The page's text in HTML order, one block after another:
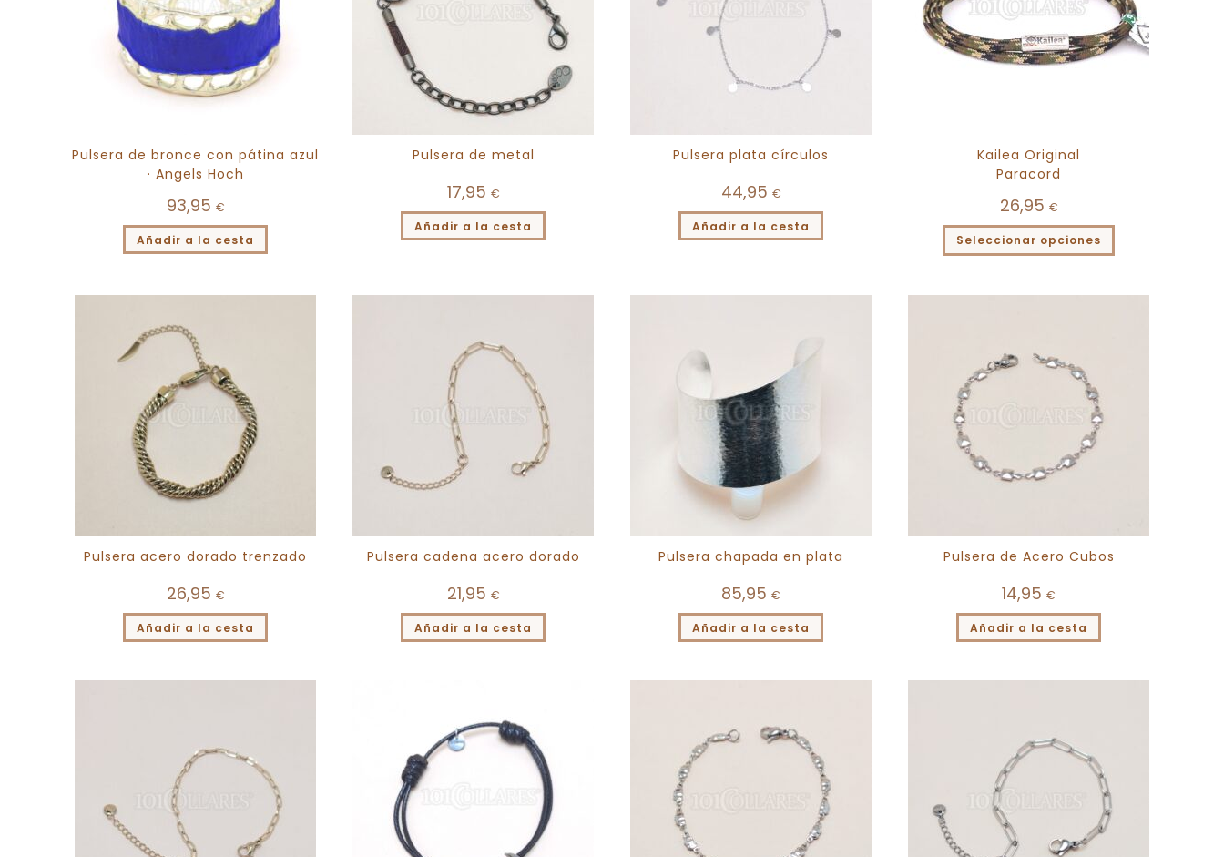
Pulsera de bronce con pátina azul
· Angels Hoch
93,95 €
Añadir a la cesta
Pulsera de metal
17,95 €
Añadir a la cesta
Pulsera plata círculos
44,95 €
Añadir a la cesta
Kailea Original
Paracord
26,95 €
Seleccionar opciones
Pulsera acero dorado trenzado
26,95 €
Añadir a la cesta
Pulsera cadena acero dorado
21,95 €
Añadir a la cesta
Pulsera chapada en plata
85,95 €
Añadir a la cesta
Pulsera de Acero Cubos
14,95 €
Añadir a la cesta